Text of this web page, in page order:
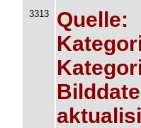
3313 Quelle: